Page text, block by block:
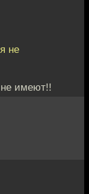
не
не имеют!!